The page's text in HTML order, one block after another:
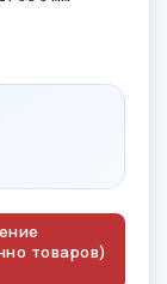
товаров)